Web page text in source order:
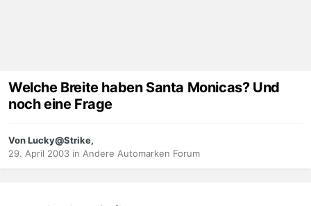
Welche Breite haben Santa Monicas? Und
noch eine Frage
Von Lucky@Strike,
29. April 2003 in Andere Automarken Forum